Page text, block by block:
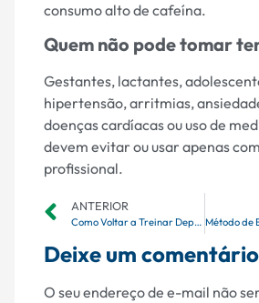
consumo alto de cafeína.
Quem não pode tomar
Gestantes, lactantes,
hipertensão, arritmias,
doenças cardíacas ou uso de
devem evitar ou usar apenas
profissional.
ANTERIOR
Como Voltar a Treinar Depois de Parar
Deixe um comentário
O seu endereço de e-mail não